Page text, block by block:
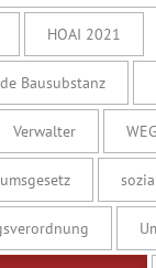
HOAI 2021
Bausubstanz
Verwalter